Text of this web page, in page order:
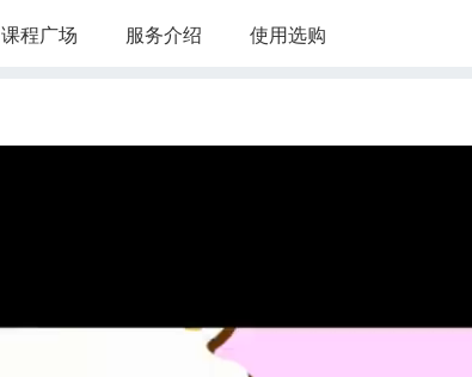
课程广场 服务介绍 使用选购